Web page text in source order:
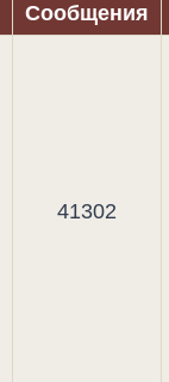
Сообщения
41302